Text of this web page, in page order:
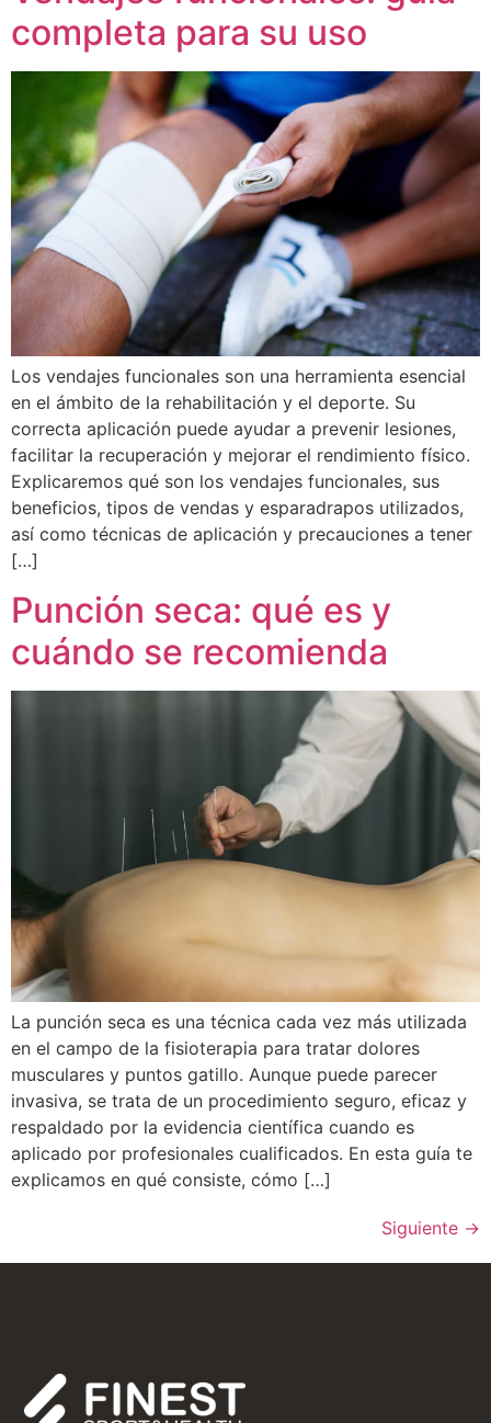
completa para su uso
Los vendajes funcionales son una herramienta esencial
en el ámbito de la rehabilitación y el deporte. Su
correcta aplicación puede ayudar a prevenir lesiones,
facilitar la recuperación y mejorar el rendimiento físico.
Explicaremos qué son los vendajes funcionales, sus
beneficios, tipos de vendas y esparadrapos utilizados,
así como técnicas de aplicación y precauciones a tener
[…]
Punción seca: qué es y
cuándo se recomienda
La punción seca es una técnica cada vez más utilizada
en el campo de la fisioterapia para tratar dolores
musculares y puntos gatillo. Aunque puede parecer
invasiva, se trata de un procedimiento seguro, eficaz y
respaldado por la evidencia científica cuando es
aplicado por profesionales cualificados. En esta guía te
explicamos en qué consiste, cómo […]
Siguiente →